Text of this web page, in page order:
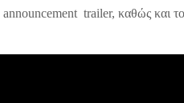
announcement trailer, καθώς και